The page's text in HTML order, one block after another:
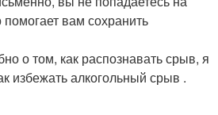
помогает вам сохранить
о том, как распознавать срыв, я
избежать алкогольный срыв .